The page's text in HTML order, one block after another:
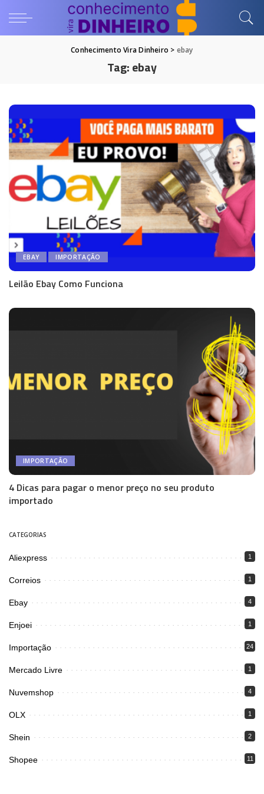
Conhecimento Vira Dinheiro > ebay
Tag:ebay
EBAY IMPORTAÇÃO
Leilão Ebay Como Funciona
IMPORTAÇÃO
4 Dicas para pagar o menor preço no seu produto
importado
CATEGORIAS
Aliexpress 1
Correios 1
Ebay 4
Enjoei 1
Importação 24
Mercado Livre 1
Nuvemshop 4
OLX 1
Shein 2
Shopee 11